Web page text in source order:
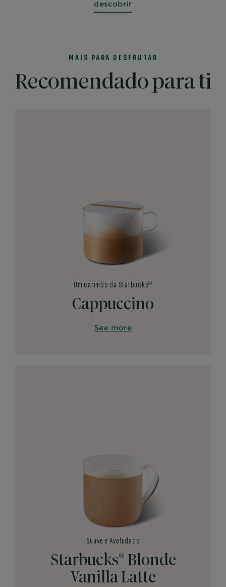
descobrir
MAIS PARA DESFRUTAR
Recomendado para ti
Cappuccino
Um carimbo da Starbucks®
See more
Starbucks® Blonde
Vanilla Latte
Suave e Aveludado